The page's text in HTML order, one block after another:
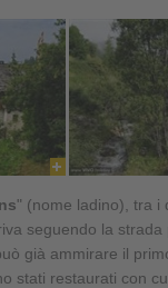
" (nome ladino), tra i
seguendo la
già ammirare il
stati restaurati con